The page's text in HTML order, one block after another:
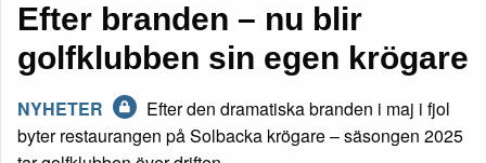
Efter branden – nu blir
golfklubben sin egen krögare
NYHETER
Efter den dramatiska branden i maj i fjol
byter restaurangen på Solbacka krögare – säsongen 2025